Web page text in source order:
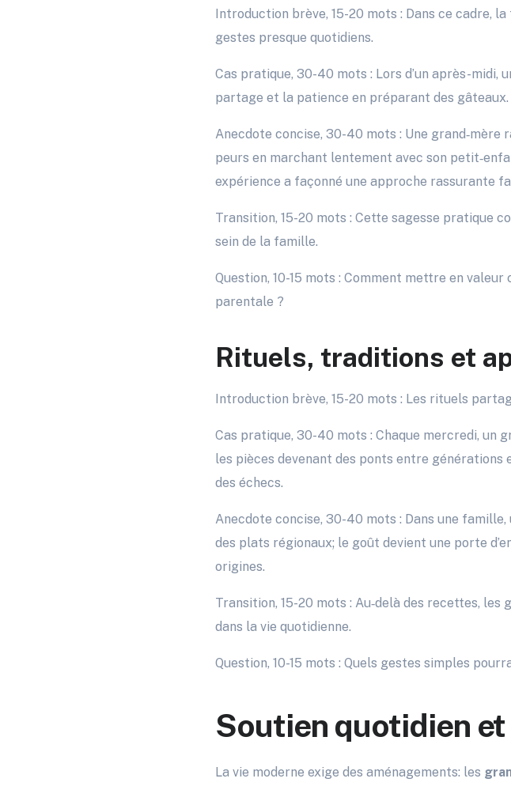
Introduction brève, 15-20 mots : Dans ce cadre,
gestes presque quotidiens.
Cas pratique, 30-40 mots : Lors d’un après-midi,
partage et la patience en préparant des gâteaux.
Anecdote concise, 30-40 mots : Une
peurs en marchant lentement avec son
expérience a façonné une approche rassurante
Transition, 15-20 mots : Cette sagesse pratique
sein de la famille.
Question, 10-15 mots : Comment mettre en
parentale ?
Rituels, traditions et
Introduction brève, 15-20 mots : Les rituels
Cas pratique, 30-40 mots : Chaque mercredi, un
les pièces devenant des ponts entre
des échecs.
Anecdote concise, 30-40 mots : Dans une
des plats régionaux; le goût devient une porte
origines.
Transition, 15-20 mots : Au‑delà des recettes,
dans la vie quotidienne.
Question, 10-15 mots : Quels gestes simples
Soutien quotidien
La vie moderne exige des aménagements: les